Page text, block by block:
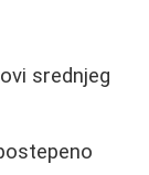
srednjeg